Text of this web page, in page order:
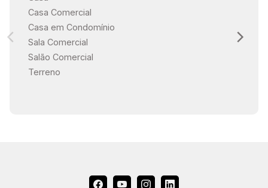
Casa Comercial
Casa em Condomínio
Sala Comercial
Salão Comercial
Terreno